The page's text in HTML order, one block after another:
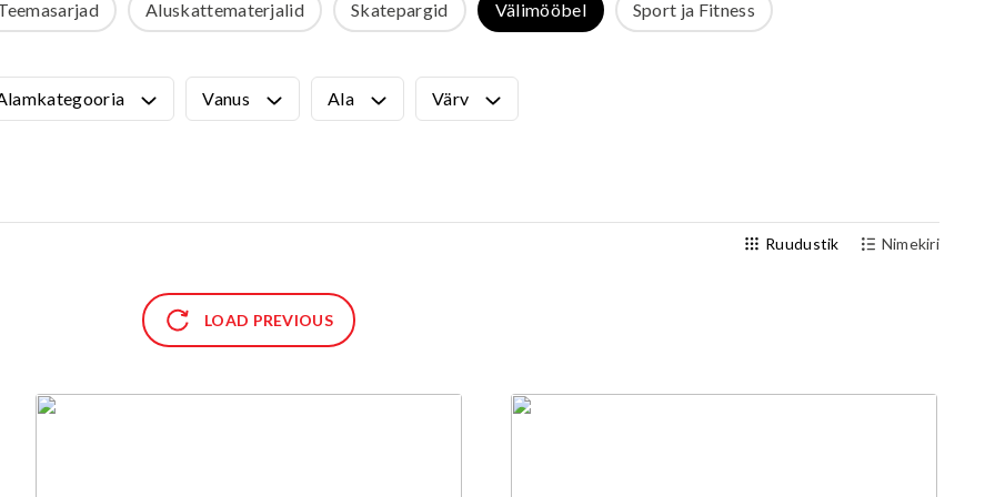
VÄLIMÖÖBEL
Linnaruumi tooted
Laste lauad ja pingid
Välijõusaal
Aluskattematerjalid Skatepargid Välimööbel Sport ja Fitness
Vanus Ala
Värv
Ruudustik Nimekiri
LOAD PREVIOUS